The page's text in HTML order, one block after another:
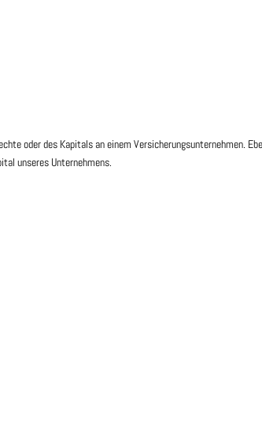
oder des Kapitals an einem Versicherungsunternehmen.
unseres Unternehmens.